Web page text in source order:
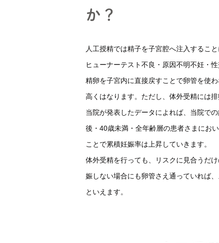
か？
人工授精では精子を子宮腔へ注入するこ
ヒューナーテスト不良・原因不明不妊・
精卵を子宮内に直接戻すことで卵管を使
高くはなります。ただし、体外受精には
当院が発表したデータによれば、当院で
後・40歳未満・全年齢層の患者さまにお
ことで累積妊娠率は上昇していきます。
体外受精を行っても、リスクに見合うだ
娠しない場合にも卵管さえ通っていれば
といえます。